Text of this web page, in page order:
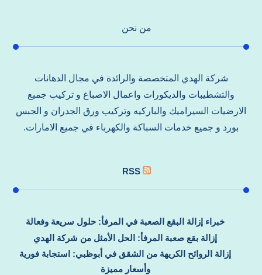
من نحن
شركة الهدي المتخصصة والرائدة في مجال الدهانات
والتشطيبات والديكورات واعمال الاصباغ و تركيب جميع
الارضيات السيراميك والباركيه وتركيب ورق الجدران و الجبس
بورد و جميع خدمات السباكة والكهرباء في جميع الامارات.
RSS
خبراء إزالة البقع الصعبة في المرفأ: حلول سريعة وفعالة
إزالة بقع صعبة المرفأ: الحل الأمثل من شركة الهدي
إزالة الروائح الكريهة من الشقق في أبوظبي: استجابة فورية
وأسعار مميزة